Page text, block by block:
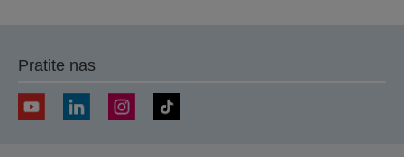
Pratite nas